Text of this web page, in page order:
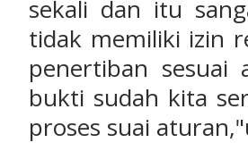
sekali dan itu
tidak memiliki izin
penertiban sesuai
bukti sudah kita
proses suai